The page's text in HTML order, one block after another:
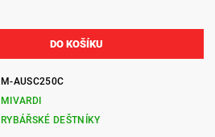
M-AUSC250C
MIVARDI
RYBÁŘSKÉ DEŠTNÍKY